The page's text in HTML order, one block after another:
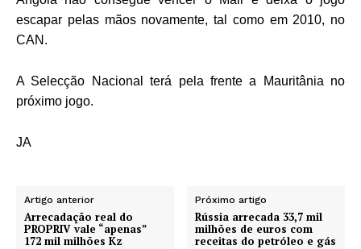
escapar pelas mãos novamente, tal como em 2010, no
CAN.
A Selecção Nacional terá pela frente a Mauritânia no
próximo jogo.
JA
Artigo anterior
Arrecadação real do
PROPRIV vale “apenas”
172 mil milhões Kz
Próximo artigo
Rússia arrecada 33,7 mil
milhões de euros com
receitas do petróleo e gás